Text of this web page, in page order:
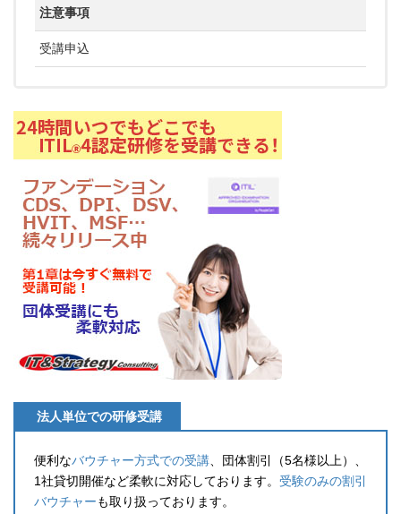
注意事項
受講申込
法人単位での研修受講
便利なバウチャー方式での受講、団体割引（5名様以上）、
1社貸切開催など柔軟に対応しております。 受験のみの割引
バウチャーも取り扱っております。